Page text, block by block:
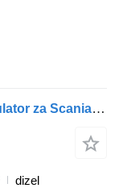
Knorr-Bremse 0486204004 EBS modulator za Scania 4-series (1995-2006) tegljača
dizel